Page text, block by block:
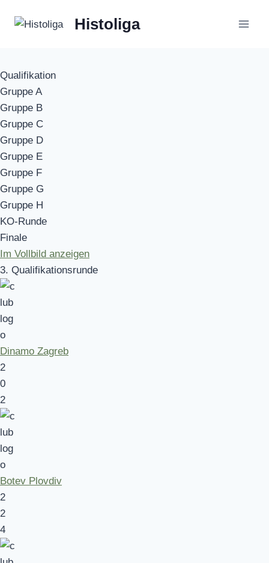
Inhalt
Histoliga
Qualifikation
Gruppe A
Gruppe B
Gruppe C
Gruppe D
Gruppe E
Gruppe F
Gruppe G
Gruppe H
KO-Runde
Finale
Im Vollbild anzeigen
3. Qualifikationsrunde
Dinamo Zagreb
2
0
2
Botev Plovdiv
2
2
4